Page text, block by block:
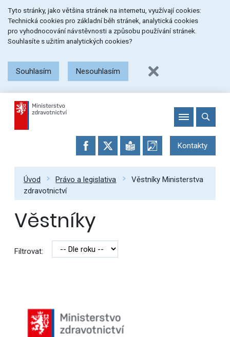
na
menu
na
obsah
na
patičku
stránky
Tyto stránky, jako většina stránek na internetu, využívají cookies:
Technická cookies pro základní běh stránek, analytická cookies
pro vyhodnocování návstěvnosti a způsobu používání stránek.
Souhlasíte s užitím analytických cookies?
Souhlasím Nesouhlasím
Kontakty
Úvod Právo a legislativa
Věstníky Ministerstva
zdravotnictví
Věstníky
Filtrovat: